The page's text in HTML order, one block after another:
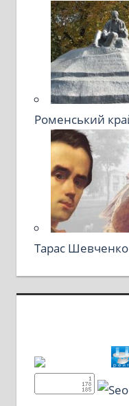
Роменський
Тарас Шевченко